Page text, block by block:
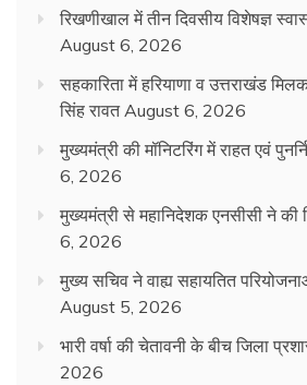
रिखणीखाल में तीन दिवसीय विशेषज्ञ
August 6, 2026
सहकारिता में हरियाणा व उत्तराखंड
सिंह रावत August 6, 2026
मुख्यमंत्री की मॉनिटरिंग में राहत एवं
6, 2026
मुख्यमंत्री से महानिदेशक एनसीसी ने की
6, 2026
मुख्य सचिव ने वाह्य सहायतित
August 5, 2026
भारी वर्षा की चेतावनी के बीच जिला
2026